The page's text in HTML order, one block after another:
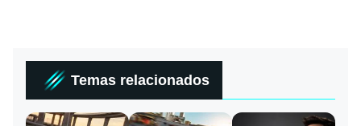
Temas relacionados